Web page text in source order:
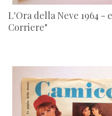
L'Ora della Neve 1964 -
Corriere"